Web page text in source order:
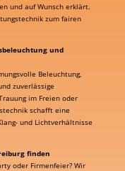
und auf Wunsch erklärt.
zum fairen
und
Beleuchtung,
zuverlässige
im Freien oder
schafft eine
und Lichtverhältnisse
finden
oder Firmenfeier? Wir